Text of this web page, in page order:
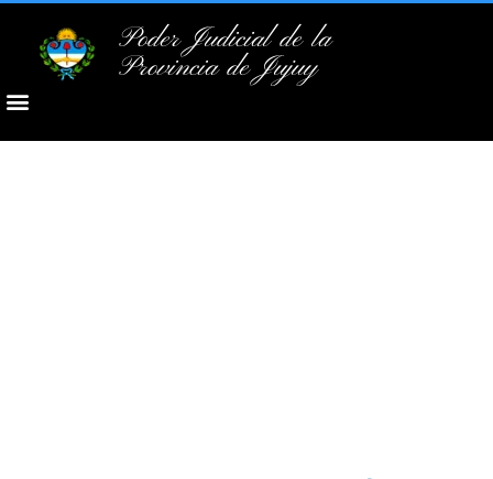
Poder Judicial de la
Provincia de Jujuy